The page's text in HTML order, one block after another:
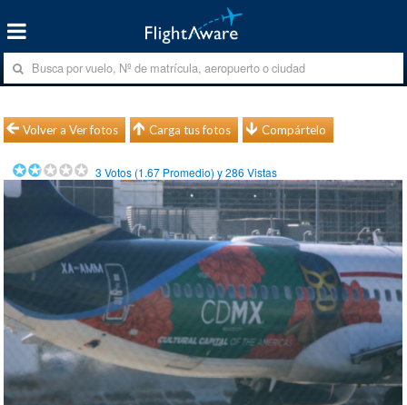
Volver a Ver fotos Carga tus fotos Compártelo
3 Votos (1.67 Promedio) y286 Vistas